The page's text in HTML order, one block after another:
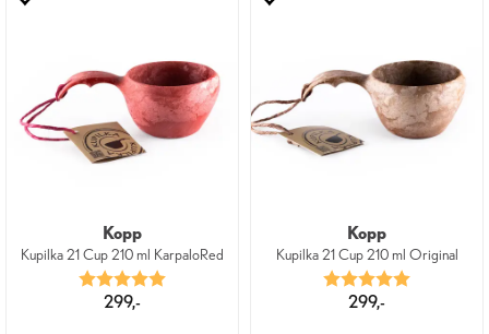
Kopp
Kupilka 21 Cup 210 ml KarpaloRed
Karakter:
299,-
Kopp
Kupilka 21 Cup 210 ml Original
Karakter:
299,-